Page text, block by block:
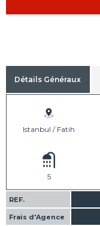
Détails Généraux
Istanbul / Fatih
5
REF.
Frais d'Agence